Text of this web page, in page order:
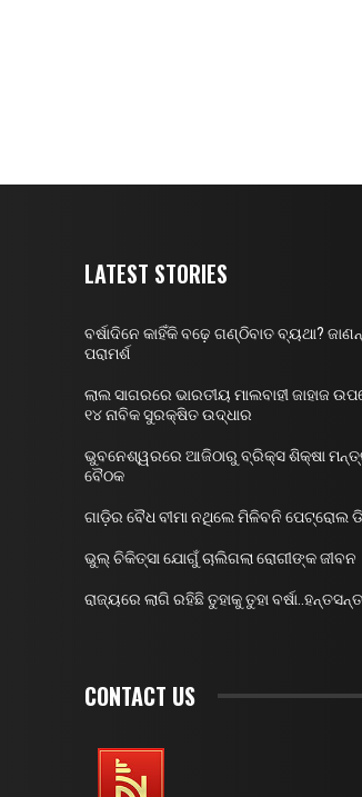
LATEST STORIES
ବର୍ଷାଦିନେ କାହିଁକି ବଢ଼େ ଗଣ୍ଠିବାତ ବ୍ୟଥା?
ପରାମର୍ଶ
ଲାଲ ସାଗରରେ ଭାରତୀୟ ମାଲବାହୀ ଜାହାଜ
୧୪ ନାବିକ ସୁରକ୍ଷିତ ଉଦ୍ଧାର
ଭୁବନେଶ୍ୱରରେ ଆଜିଠାରୁ ବ୍ରିକ୍ସ ଶିକ୍ଷା
ବୈଠକ
ଗାଡ଼ିର ବୈଧ ବୀମା ନଥିଲେ ମିଳିବନି ପେଟ୍ରୋଲ
ଭୁଲ୍ ଚିକିତ୍ସା ଯୋଗୁଁ ଚାଲିଗଲା ରୋଗୀଙ୍କ ଜୀବନ
ରାଜ୍ୟରେ ଲାଗି ରହିଛି ତୁହାକୁ ତୁହା
CONTACT US